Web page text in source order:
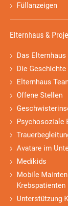
Füllanzeigen
Elternhaus &
Das Elternhaus
Die
Elternhaus
Offene Stellen
Psychosoziale
Avatare im
Medikids
Mobile
Krebspatienten
Unterstützung